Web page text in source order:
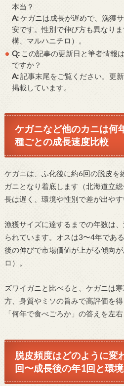
本当？
A:ケガニは成長が遅めで、漁獲
安です。性別で伸び方も異なり
構、マルハニチロ）。
Q: この記事の更新日と筆者情報
ですか？
A:記事末尾をご覧ください。更
掲載しています。
ケガニなど他のカニは何
種ごとの成長速度比較
ケガニは、ふ化後に約6回の脱皮を
ガニとなり着底します（北海道立
長は遅く、環境や性別で差が出やす
漁獲サイズに達するまでの年数は
られています。オスは3〜4年であ
後の伸びで市場価値が上がる傾向
ロ）。
ズワイガニと比べると、ケガニは
方、身質やミソの旨みで高評価を
「何年で食べごろか」の答えを左右
脱皮頻度はどのように変
回〜成長後の年1回と環